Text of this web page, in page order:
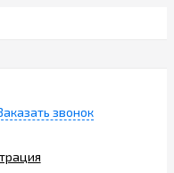
звонок